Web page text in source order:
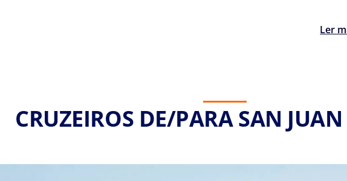
Ler
CRUZEIROS DE/PARA SAN